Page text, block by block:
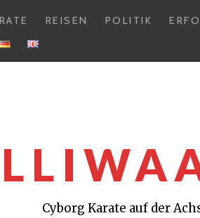
REISEN POLITIK
Cyborg Karate auf der